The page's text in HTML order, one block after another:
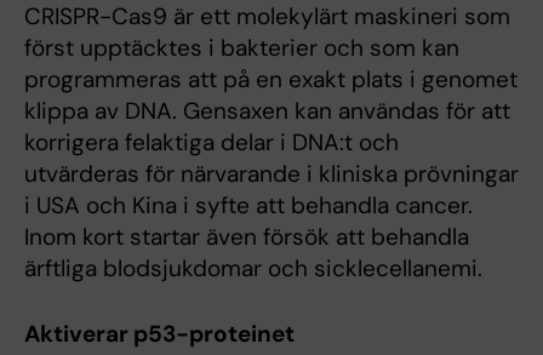
CRISPR-Cas9 är ett molekylärt maskineri som
först upptäcktes i bakterier och som kan
programmeras att på en exakt plats i genomet
klippa av DNA. Gensaxen kan användas för att
korrigera felaktiga delar i DNA:t och
utvärderas för närvarande i kliniska prövningar
i USA och Kina i syfte att behandla cancer.
Inom kort startar även försök att behandla
ärftliga blodsjukdomar och sicklecellanemi.
Aktiverar p53-proteinet